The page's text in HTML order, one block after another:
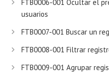
FTB0006-001 Ocultar el
usuarios
FTB0007-001 Buscar un
FTB0008-001 Filtrar
FTB0009-001 Agrupar